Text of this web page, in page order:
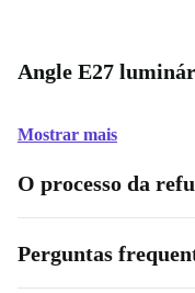
Angle E27
Mostrar mais
O processo da
Perguntas